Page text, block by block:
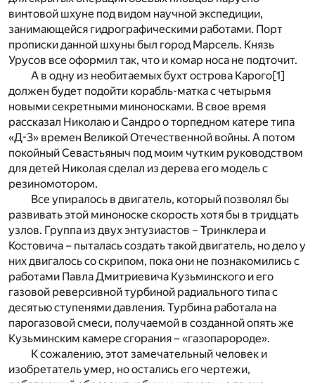
винтовой шхуне под видом научной экспедиции,
занимающейся гидрографическими работами. Порт
прописки данной шхуны был город Марсель. Князь
Урусов все оформил так, что и комар носа не подточит.
А в одну из необитаемых бухт острова Карого[1]
должен будет подойти корабль-матка с четырьмя
новыми секретными миноносками. В свое время
рассказал Николаю и Сандро о торпедном катере типа
«Д-3» времен Великой Отечественной войны. А потом
покойный Севастьяныч под моим чутким руководством
для детей Николая сделал из дерева его модель с
резиномотором.
Все упиралось в двигатель, который позволял бы
развивать этой миноноске скорость хотя бы в тридцать
узлов. Группа из двух энтузиастов – Тринклера и
Костовича – пыталась создать такой двигатель, но дело у
них двигалось со скрипом, пока они не познакомились с
работами Павла Дмитриевича Кузьминского и его
газовой реверсивной турбиной радиального типа с
десятью ступенями давления. Турбина работала на
парогазовой смеси, получаемой в созданной опять же
Кузьминским камере сгорания – «газопаророде».
К сожалению, этот замечательный человек и
изобретатель умер, но остались его чертежи,